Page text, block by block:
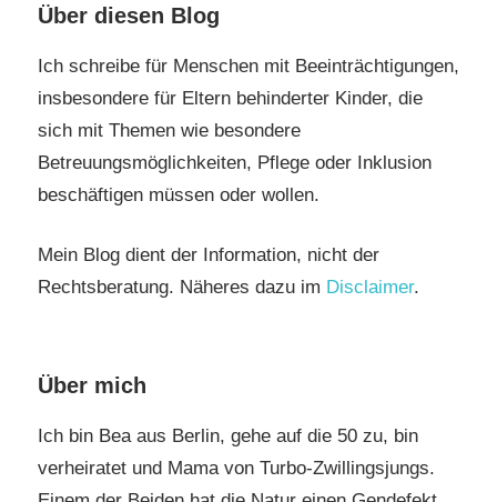
Über diesen Blog
Ich schreibe für Menschen mit Beeinträchtigungen,
insbesondere für Eltern behinderter Kinder, die
sich mit Themen wie besondere
Betreuungsmöglichkeiten, Pflege oder Inklusion
beschäftigen müssen oder wollen.
Mein Blog dient der Information, nicht der
Rechtsberatung. Näheres dazu im Disclaimer.
Über mich
Ich bin Bea aus Berlin, gehe auf die 50 zu, bin
verheiratet und Mama von Turbo-Zwillingsjungs.